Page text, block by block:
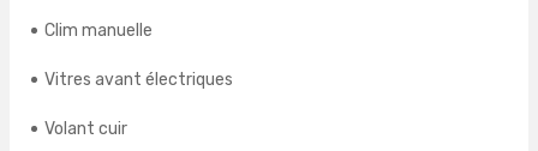
Clim manuelle
Vitres avant électriques
Volant cuir